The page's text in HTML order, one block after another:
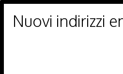
Trento Nord